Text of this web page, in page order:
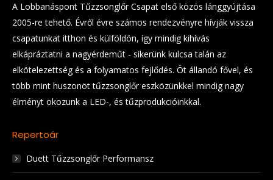
A Lobbanáspont Tűzzsonglőr Csapat első közös lánggyújtása
2005-re tehető. Évről évre számos rendezvényre hívják vissza
csapatunkat itthon és külföldön, így mindig kihívás
elkápráztatni a nagyérdeműt - sikerünk kulcsa talán az
elkötelezettség és a folyamatos fejlődés. Öt állandó fővel, és
több mint huszonöt tűzzsonglőr eszközünkkel mindig nagy
élményt okozunk a LED-, és tűzprodukcióinkkal.
Repertoár
Duett Tűzzsonglőr Performansz